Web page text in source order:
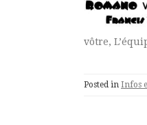
vôtre,
Posted in Infos